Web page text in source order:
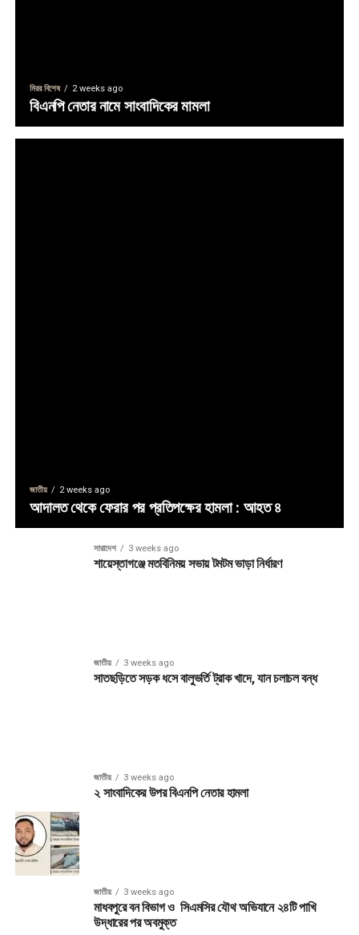
মিরর বিশেষ 2 weeks ago
বিএনপি নেতার নামে সাংবাদিকের মামলা
জাতীয় 2 weeks ago
আদালত থেকে ফেরার পর প্রতিপক্ষের হামলা : আহত ৪
সারাদেশ 3 weeks ago
শায়েস্তাগঞ্জে মতবিনিময় সভায় টমটম ভাড়া নির্ধারণ
জাতীয় 3 weeks ago
সাতছড়িতে সড়ক ধসে বালুভর্তি ট্রাক খাদে, যান চলাচল বন্ধ
জাতীয় 3 weeks ago
২ সাংবাদিকের উপর বিএনপি নেতার হামলা
জাতীয় 3 weeks ago
মাধবপুরে বন বিভাগ ও সিএমসির যৌথ অভিযানে ২৪টি পাখি
উদ্ধারের পর অবমুক্ত